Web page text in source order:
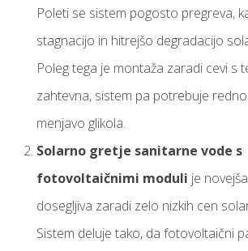
Poleti se sistem pogosto pregreva,
stagnacijo in hitrejšo degradacijo
Poleg tega je montaža zaradi cevi s
zahtevna, sistem pa potrebuje
menjavo glikola.
Solarno gretje sanitarne vode s
fotovoltaičnimi moduli je
dosegljiva zaradi zelo nizkih cen
Sistem deluje tako, da fotovoltaični